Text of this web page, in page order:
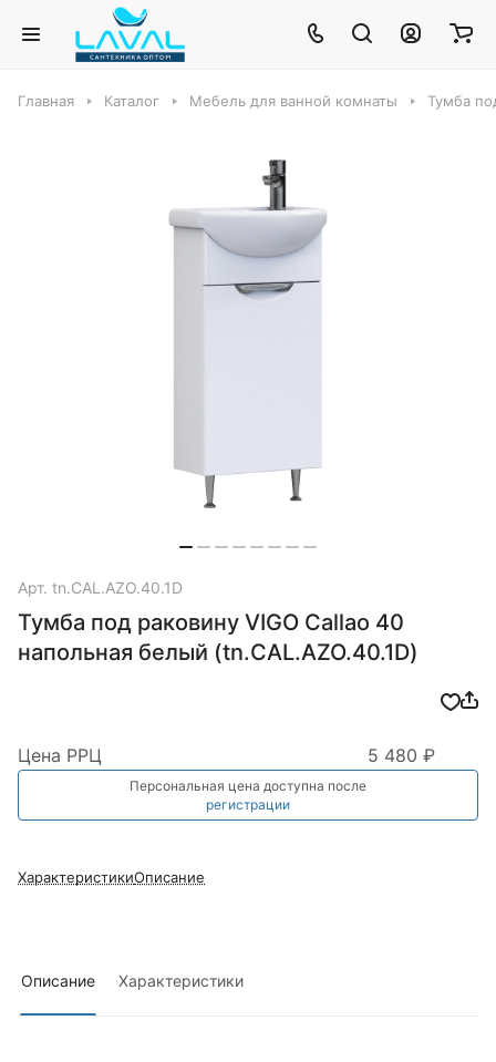
Главная Каталог Мебель для ванной комнаты Тумба
Арт. tn.CAL.AZO.40.1D
Тумба под раковину VIGO Callao 40
напольная белый (tn.CAL.AZO.40.1D)
Цена РРЦ 5 480 ₽
Персональная цена доступна после
регистрации
ХарактеристикиОписание
Описание Характеристики